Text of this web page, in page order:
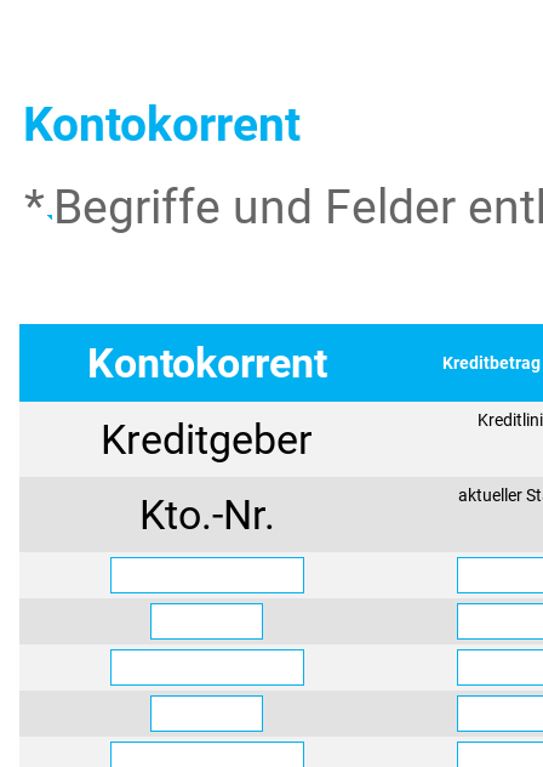
Kontokorrent
* Begriffe und Felder
Kontokorrent Kreditbetrag
Kreditgeber
Kto.-Nr. aktueller